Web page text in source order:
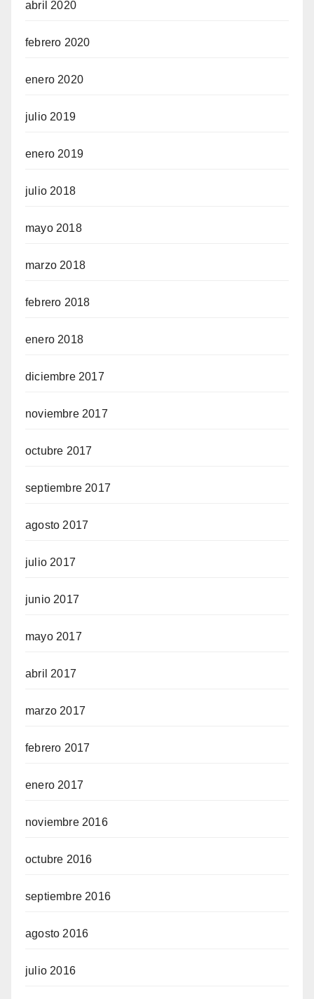
abril 2020
febrero 2020
enero 2020
julio 2019
enero 2019
julio 2018
mayo 2018
marzo 2018
febrero 2018
enero 2018
diciembre 2017
noviembre 2017
octubre 2017
septiembre 2017
agosto 2017
julio 2017
junio 2017
mayo 2017
abril 2017
marzo 2017
febrero 2017
enero 2017
noviembre 2016
octubre 2016
septiembre 2016
agosto 2016
julio 2016